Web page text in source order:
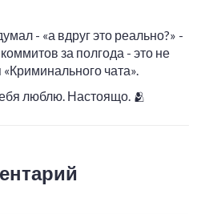
- «а вдруг это реально?» -
за полгода - это не
чата».
люблю. Настоящо. 🫂